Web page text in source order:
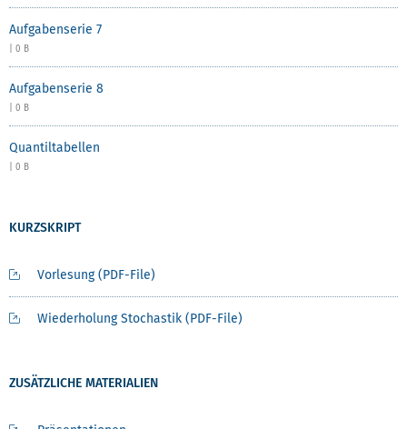
Aufgabenserie 7
| 0 B
Aufgabenserie 8
| 0 B
Quantiltabellen
| 0 B
KURZSKRIPT
Vorlesung (PDF-File)
Wiederholung Stochastik (PDF-File)
ZUSÄTZLICHE MATERIALIEN